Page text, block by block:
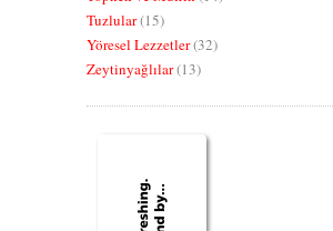
Tuzlular(15)
Yöresel Lezzetler(32)
Zeytinyağlılar(13)